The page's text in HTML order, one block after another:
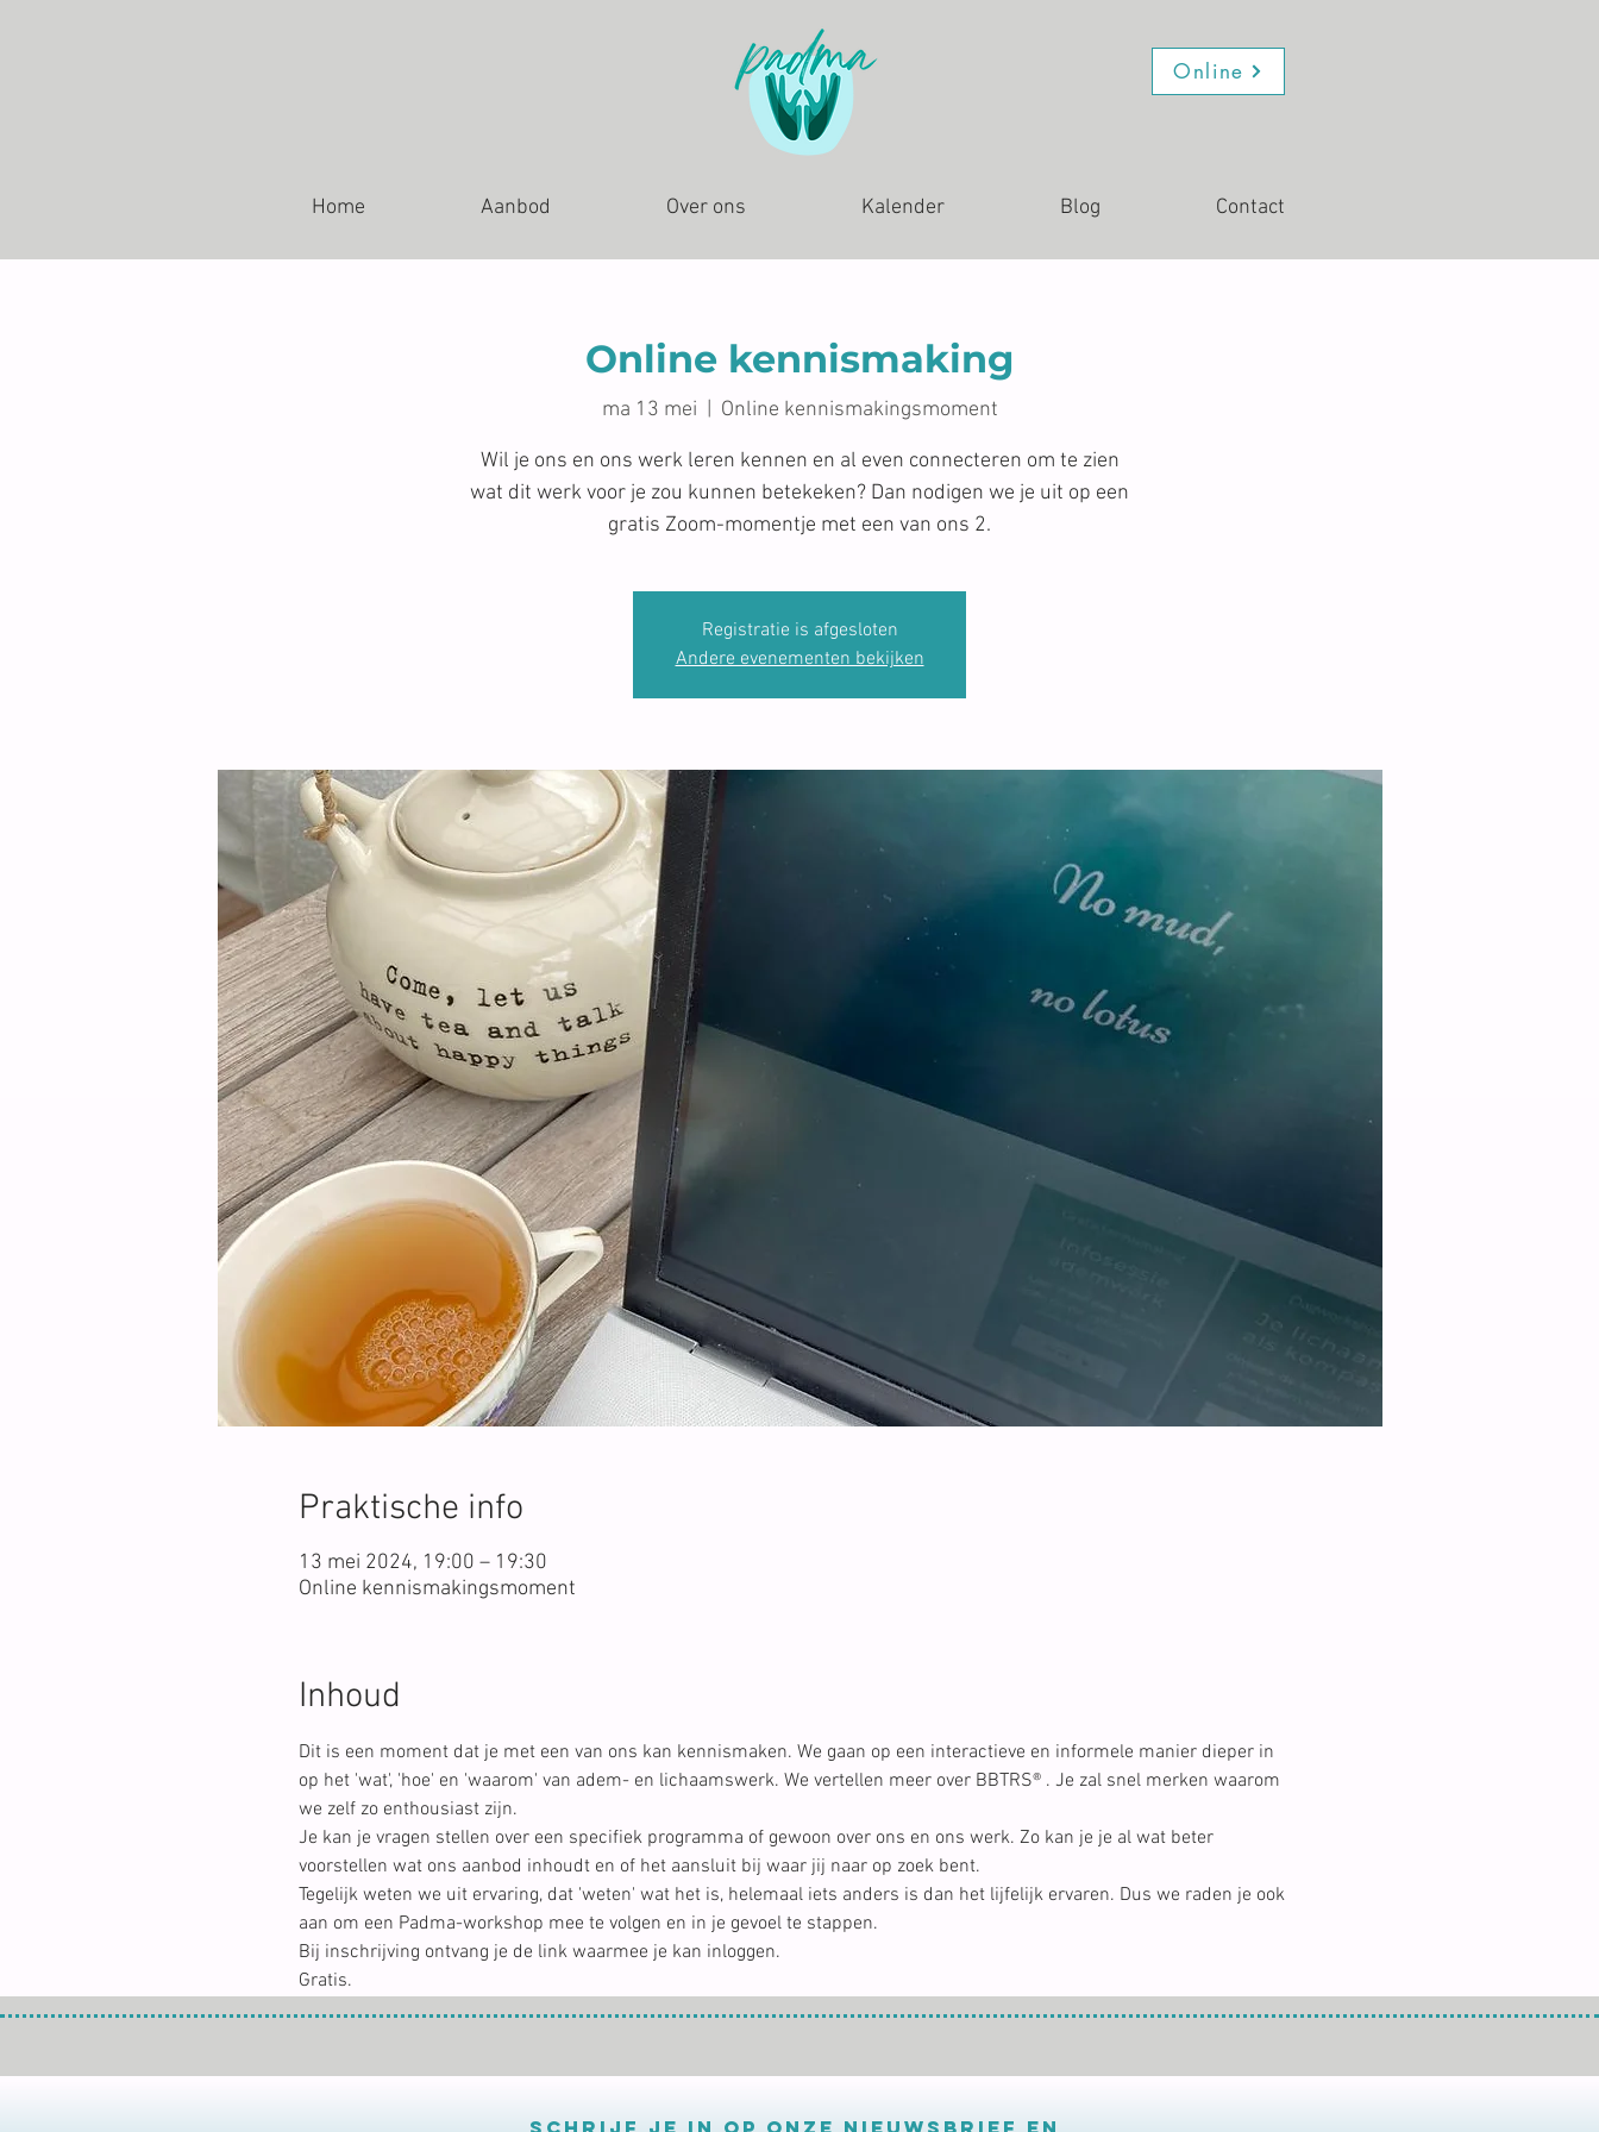
Online
Home Aanbod Over ons Kalender Blog Contact
Online kennismaking
ma 13 mei Online kennismakingsmoment
Wil je ons en ons werk leren kennen en al even connecteren om te zien
wat dit werk voor je zou kunnen betekeken? Dan nodigen we je uit op een
gratis Zoom-momentje met een van ons 2.
Registratie is afgesloten
Andere evenementen bekijken
Praktische info
13 mei 2024, 19:00 – 19:30
Online kennismakingsmoment
Inhoud
Dit is een moment dat je met een van ons kan kennismaken. We gaan op een interactieve en informele manier dieper in
op het 'wat', 'hoe' en 'waarom' van adem- en lichaamswerk. We vertellen meer over BBTRS® . Je zal snel merken waarom
we zelf zo enthousiast zijn.
Je kan je vragen stellen over een specifiek programma of gewoon over ons en ons werk. Zo kan je je al wat beter
voorstellen wat ons aanbod inhoudt en of het aansluit bij waar jij naar op zoek bent.
Tegelijk weten we uit ervaring, dat 'weten' wat het is, helemaal iets anders is dan het lijfelijk ervaren. Dus we raden je ook
aan om een Padma-workshop mee te volgen en in je gevoel te stappen.
Bij inschrijving ontvang je de link waarmee je kan inloggen.
Gratis.
Schrijf je in op onze nieuwsbrief en